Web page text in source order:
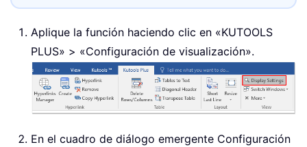
Aplique la función haciendo clic en «KUTOOLS
PLUS» > «Configuración de visualización».
En el cuadro de diálogo emergente Configuración